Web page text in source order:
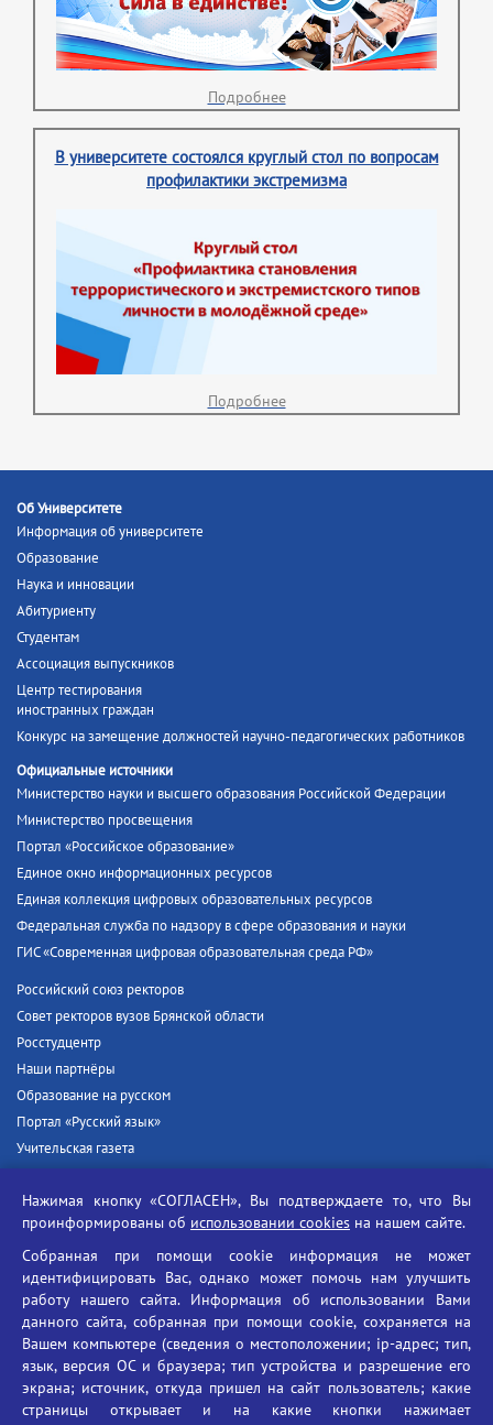
Подробнее
В университете состоялся круглый стол по вопросам
профилактики экстремизма
Подробнее
Об Университете
Информация об университете
Образование
Наука и инновации
Абитуриенту
Студентам
Ассоциация выпускников
Центр тестирования
иностранных граждан
Конкурс на замещение должностей научно-педагогических работников
Официальные источники
Министерство науки и высшего образования Российской Федерации
Министерство просвещения
Портал «Российское образование»
Единое окно информационных ресурсов
Единая коллекция цифровых образовательных ресурсов
Федеральная служба по надзору в сфере образования и науки
ГИС «Современная цифровая образовательная среда РФ»
Российский союз ректоров
Совет ректоров вузов Брянской области
Росстудцентр
Наши партнёры
Образование на русском
Портал «Русский язык»
Учительская газета
Единый портал государственных услуг
Противодействие угрозам информационной безопасности
Социальные ролики - Генеральная прокуратура РФ
Противодействие коррупции
БГУ против наркотиков
Брянский государственный университет
имени академика И.Г. Петровского
Нажимая кнопку «СОГЛАСЕН», Вы подтверждаете то, что Вы
проинформированы об использовании cookies на нашем сайте.
Собранная при помощи cookie информация не может
идентифицировать Вас, однако может помочь нам улучшить
работу нашего сайта. Информация об использовании Вами
данного сайта, собранная при помощи cookie, сохраняется на
Вашем компьютере (сведения о местоположении; ip-адрес; тип,
язык, версия ОС и браузера; тип устройства и разрешение его
экрана; источник, откуда пришел на сайт пользователь; какие
страницы открывает и на какие кнопки нажимает